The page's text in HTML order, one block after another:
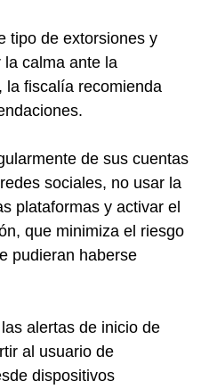
tipo de extorsiones y
la calma ante la
la fiscalía recomienda
de sus cuentas
sociales, no usar la
plataformas y activar el
que minimiza el riesgo
pudieran haberse
alertas de inicio de
al usuario de
dispositivos